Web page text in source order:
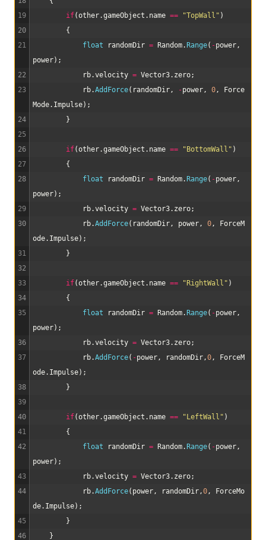
19
20
21
22
23
24
25
26
27
28
29
30
31
32
33
34
35
36
37
38
39
40
41
42
43
44
45
46
if(other.gameObject . name == "TopWall" )
{
float
randomDir = Random.Range( -power,
power) ;
rb.velocity = Vector3. zero;
rb.AddForce( randomDir, -power, 0,
Force
Mode. Impulse) ;
}
if(other.gameObject . name == "BottomWall" )
{
float
randomDir = Random.Range( -power,
power) ;
rb.velocity = Vector3. zero;
rb.AddForce( randomDir, power, 0,
ForceM
ode. Impulse) ;
}
if(other.gameObject . name == "RightWall" )
{
float
randomDir = Random.Range( -power,
power) ;
rb.velocity = Vector3. zero;
rb.AddForce( -power, randomDir,0,
ForceM
ode. Impulse) ;
}
if(other.gameObject . name == "LeftWall" )
{
float
randomDir = Random.Range( -power,
power) ;
rb.velocity = Vector3. zero;
rb.AddForce( power, randomDir,0,
ForceMo
de. Impulse) ;
}
}